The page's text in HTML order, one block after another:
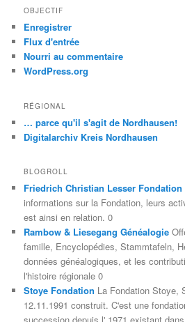
OBJECTIF
Enregistrer
Flux d'entrée
Nourri au commentaire
WordPress.org
RÉGIONAL
… parce qu'il s'agit de Nordhausen!
Digitalarchiv Kreis Nordhausen
BLOGROLL
Friedrich Christian Lesser Fondation
informations sur la Fondation, leurs
est ainsi en relation. 0
Rambow & Liesegang Généalogie
famille, Encyclopédies, Stammtafeln,
données généalogiques, et les
l'histoire régionale 0
Stoye Fondation La Fondation Stoye,
12.11.1991 construit. C'est une